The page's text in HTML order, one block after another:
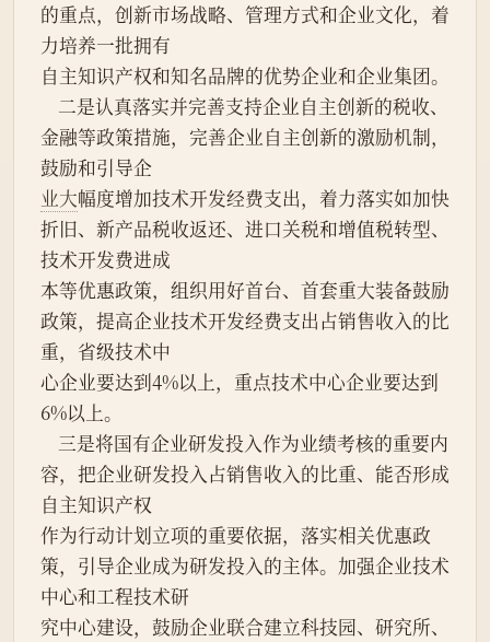
的重点，创新市场战略、管理方式和企业文化，着
力培养一批拥有
自主知识产权和知名品牌的优势企业和企业集团。
金融等政策措施，完善企业自主创新的激励机制，
鼓励和引导企
业大幅度增加技术开发经费支出，着力落实如加快
折旧、新产品税收返还、进口关税和增值税转型、
技术开发费进成
本等优惠政策，组织用好首台、首套重大装备鼓励
政策，提高企业技术开发经费支出占销售收入的比
重，省级技术中
心企业要达到4%以上，重点技术中心企业要达到
6%以上。
容，把企业研发投入占销售收入的比重、能否形成
自主知识产权
作为行动计划立项的重要依据，落实相关优惠政
策，引导企业成为研发投入的主体。加强企业技术
中心和工程技术研
究中心建设，鼓励企业联合建立科技园、研究所、